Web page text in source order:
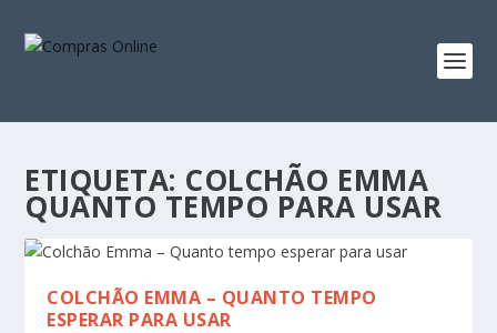
ETIQUETA: COLCHÃO EMMA
QUANTO TEMPO PARA USAR
COLCHÃO EMMA – QUANTO TEMPO
ESPERAR PARA USAR